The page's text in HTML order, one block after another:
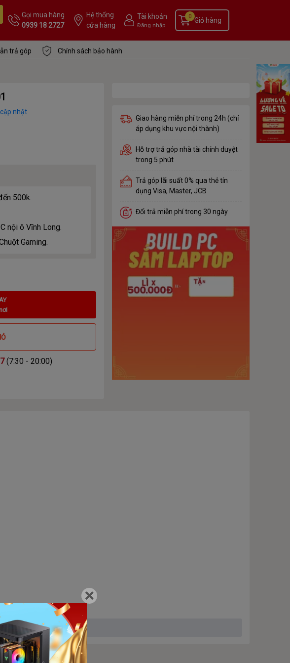
Gọi mua hàng
0939 18 2727
Hệ thống
cửa hàng
Tài khoản
Đăng nhập
Giỏ hàng
0
trả góp Chính sách bảo hành
nhật
500k.
nội ô Vĩnh Long.
Gaming.
(7:30 - 20:00)
Giao hàng miễn phí trong 24h (chỉ
áp dụng khu vực nội thành)
Hỗ trợ trả góp nhà tài chính duyệt
trong 5 phút
Trả góp lãi suất 0% qua thẻ tín
dụng Visa, Master, JCB
Đổi trả miễn phí trong 30 ngày